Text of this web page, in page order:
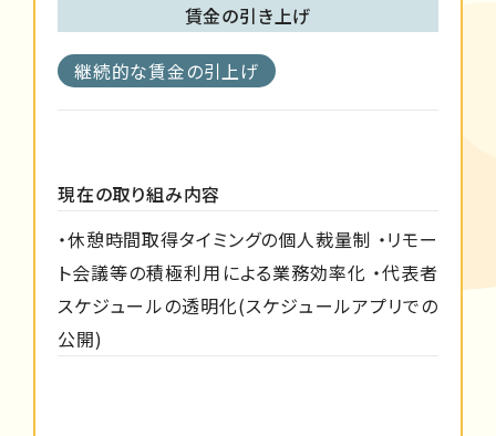
賃金の引き上げ
継続的な賃金の引上げ
現在の取り組み内容
・休憩時間取得タイミングの個人裁量制 ・リモー
ト会議等の積極利用による業務効率化 ・代表者
スケジュールの透明化(スケジュールアプリでの
公開)